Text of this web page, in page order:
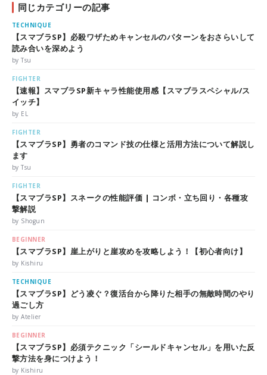
同じカテゴリーの記事
TECHNIQUE
【スマブラSP】必殺ワザためキャンセルのパターンをおさらいして
読み合いを深めよう
by Tsu
FIGHTER
【速報】スマブラSP新キャラ性能使用感【スマブラスペシャル/ス
イッチ】
by EL
FIGHTER
【スマブラSP】勇者のコマンド技の仕様と活用方法について解説し
ます
by Tsu
FIGHTER
【スマブラSP】スネークの性能評価 | コンボ・立ち回り・各種攻
撃解説
by Shogun
BEGINNER
【スマブラSP】崖上がりと崖攻めを攻略しよう！【初心者向け】
by Kishiru
TECHNIQUE
【スマブラSP】どう凌ぐ？復活台から降りた相手の無敵時間のやり
過ごし方
by Atelier
BEGINNER
【スマブラSP】必須テクニック「シールドキャンセル」を用いた反
撃方法を身につけよう！
by Kishiru